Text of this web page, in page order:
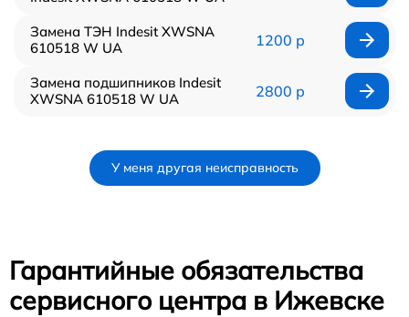
Замена ТЭН Indesit XWSNA
610518 W UA
1200 р
Замена подшипников Indesit
XWSNA 610518 W UA
2800 р
У меня другая неисправность
Гарантийные обязательства
сервисного центра в Ижевске